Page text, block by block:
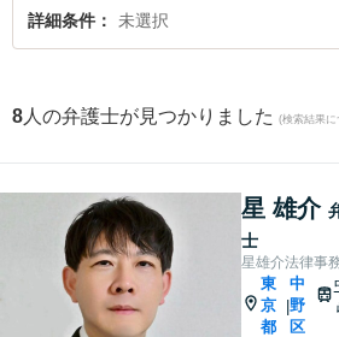
でお困りの相談者さんにおすすめです。
詳細条件 未選択
8 人の弁護士が見つかりました (検索結果に
星 雄介
士
星雄介法律事
東
京
都
|
中
野
区